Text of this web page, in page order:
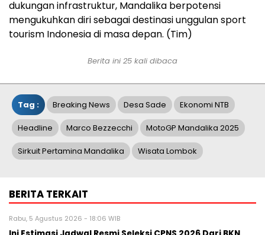
dukungan infrastruktur, Mandalika berpotensi
mengukuhkan diri sebagai destinasi unggulan sport
tourism Indonesia di masa depan. (Tim)
Berita ini 25 kali dibaca
Tag : Breaking News Desa Sade Ekonomi NTB
Headline Marco Bezzecchi MotoGP Mandalika 2025
Sirkuit Pertamina Mandalika Wisata Lombok
BERITA TERKAIT
Rabu, 5 Agustus 2026 - 18:06 WIB